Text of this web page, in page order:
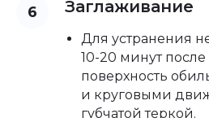
Заглаживание
Для устранения
10-20 минут
поверхность
и круговыми
губчатой теркой.